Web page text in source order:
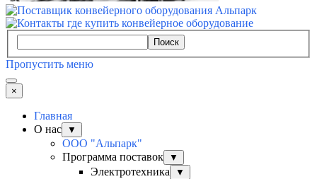
Поиск
Пропустить меню
×
Главная
О нас
▼
ООО "Альпарк"
Программа поставок
▼
Электротехника ▼